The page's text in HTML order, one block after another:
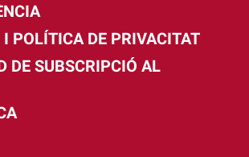
POLÍTICA DE PRIVACITAT
DE SUBSCRIPCIÓ AL